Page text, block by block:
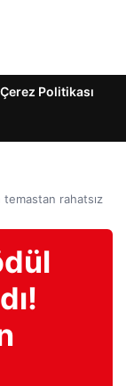
Çerez Politikası
rahatsız